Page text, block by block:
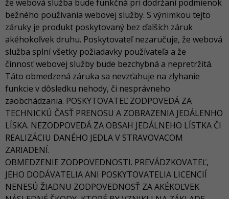
že webová služba bude funkčná pri dodržaní podmienok
bežného používania webovej služby. S výnimkou tejto
záruky je produkt poskytovaný bez ďalších záruk
akéhokoľvek druhu. Poskytovateľ nezaručuje, že webová
služba splní všetky požiadavky používateľa a že
činnosť webovej služby bude bezchybná a nepretržitá.
Táto obmedzená záruka sa nevzťahuje na zlyhanie
funkcie v dôsledku nehody, či nesprávneho
zaobchádzania. POSKYTOVATEĽ ZODPOVEDÁ ZA
TECHNICKÚ ČASŤ PRENOSU A ZOBRAZENIA JEDÁLENHO
LÍSKA. NEZODPOVEDÁ ZA OBSAH JEDÁLNEHO LÍSTKA ČI
REALIZÁCIU DANÉHO JEDLA V STRAVOVACOM
ZARIADENÍ.
OBMEDZENIE ZODPOVEDNOSTI. PREVÁDZKOVATEĽ,
JEHO DODÁVATELIA ANI POSKYTOVATELIA LICENCIÍ
NENESÚ ŽIADNU ZODPOVEDNOSŤ ZA AKÉKOĽVEK